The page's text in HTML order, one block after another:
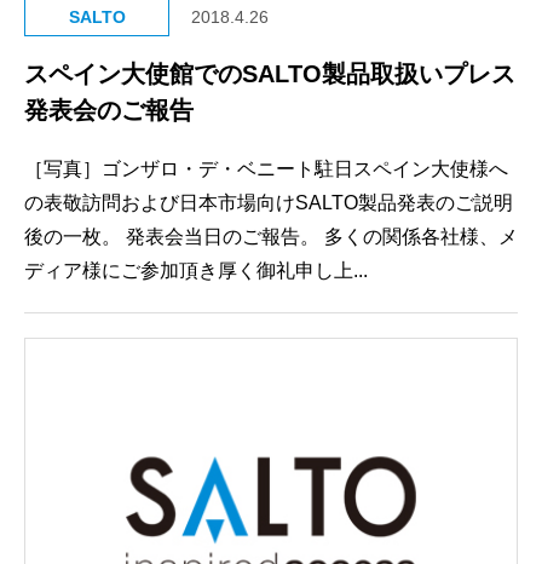
SALTO 2018.4.26
スペイン大使館でのSALTO製品取扱いプレス
発表会のご報告
［写真］ゴンザロ・デ・ベニート駐日スペイン大使様へ
の表敬訪問および日本市場向けSALTO製品発表のご説明
後の一枚。 発表会当日のご報告。 多くの関係各社様、メ
ディア様にご参加頂き厚く御礼申し上...